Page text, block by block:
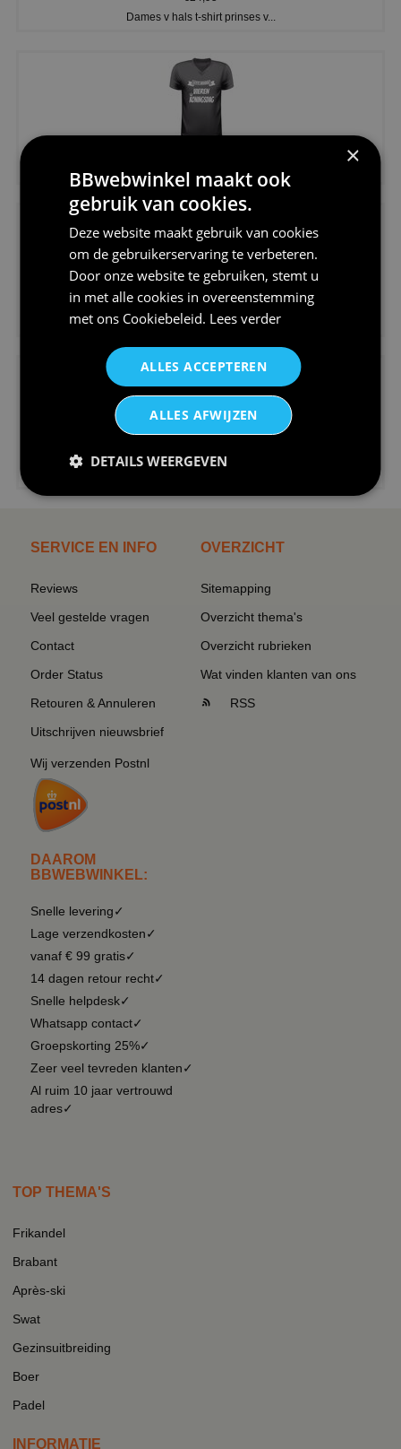
Dames v hals t-shirt prinses v...
Koningsdag shirt heren v-hals ...
€24,95
V-hals shirt rood wit blauw st...
€24,95
SERVICE EN INFO
Reviews
Veel gestelde vragen
Contact
Order Status
Retouren & Annuleren
Uitschrijven nieuwsbrief
Wij verzenden Postnl
DAAROM
BBWEBWINKEL:
Snelle levering✓
Lage verzendkosten✓
vanaf € 99 gratis✓
14 dagen retour recht✓
Snelle helpdesk✓
Whatsapp contact✓
Groepskorting 25%✓
Zeer veel tevreden klanten✓
Al ruim 10 jaar vertrouwd
adres✓
OVERZICHT
Sitemapping
Overzicht thema's
Overzicht rubrieken
Wat vinden klanten van ons
RSS
TOP THEMA'S
Frikandel
Brabant
Après-ski
Swat
Gezinsuitbreiding
Boer
Padel
INFORMATIE
×
BBwebwinkel maakt ook
gebruik van cookies.
Deze website maakt gebruik van cookies
om de gebruikerservaring te verbeteren.
Door onze website te gebruiken, stemt u
in met alle cookies in overeenstemming
met ons Cookiebeleid. Lees verder
ALLES ACCEPTEREN
ALLES AFWIJZEN
DETAILS WEERGEVEN